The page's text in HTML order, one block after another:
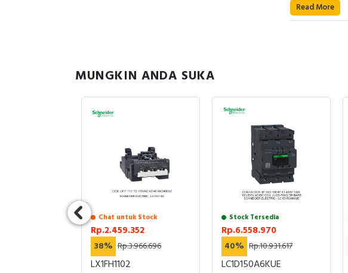
Read More
MUNGKIN ANDA SUKA
Chat untuk Stock
Rp.2.459.352
38% Rp.3.966.696
LX1FH1102
Stock Tersedia
Rp.6.558.970
40% Rp.10.931.617
LC1D150A6KUE